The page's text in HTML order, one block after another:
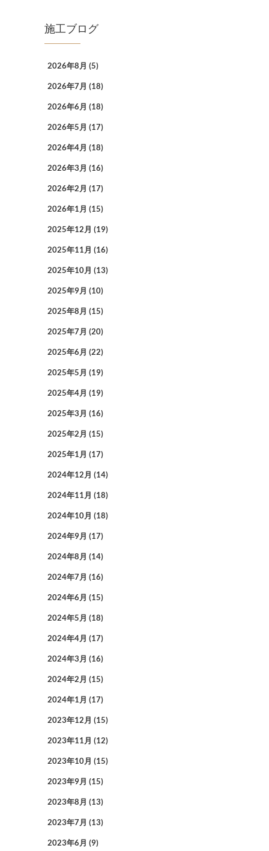
施工ブログ
2026年8月 (5)
2026年7月 (18)
2026年6月 (18)
2026年5月 (17)
2026年4月 (18)
2026年3月 (16)
2026年2月 (17)
2026年1月 (15)
2025年12月 (19)
2025年11月 (16)
2025年10月 (13)
2025年9月 (10)
2025年8月 (15)
2025年7月 (20)
2025年6月 (22)
2025年5月 (19)
2025年4月 (19)
2025年3月 (16)
2025年2月 (15)
2025年1月 (17)
2024年12月 (14)
2024年11月 (18)
2024年10月 (18)
2024年9月 (17)
2024年8月 (14)
2024年7月 (16)
2024年6月 (15)
2024年5月 (18)
2024年4月 (17)
2024年3月 (16)
2024年2月 (15)
2024年1月 (17)
2023年12月 (15)
2023年11月 (12)
2023年10月 (15)
2023年9月 (15)
2023年8月 (13)
2023年7月 (13)
2023年6月 (9)